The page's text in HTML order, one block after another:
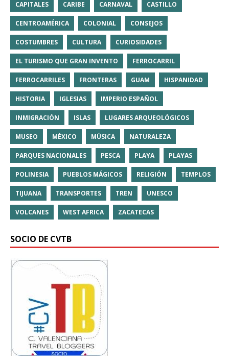
CAPITALES CARIBE CARNAVAL CASTILLO
CENTROAMÉRICA COLONIAL CONSEJOS
COSTUMBRES CULTURA CURIOSIDADES
EL TURISMO QUE GRAN INVENTO FERROCARRIL
FERROCARRILES FRONTERAS GUAM HISPANIDAD
HISTORIA IGLESIAS IMPERIO ESPAÑOL
INMIGRACIÓN ISLAS LUGARES ARQUEOLÓGICOS
MUSEO MÉXICO MÚSICA NATURALEZA
PARQUES NACIONALES PESCA PLAYA PLAYAS
POLINESIA PUEBLOS MÁGICOS RELIGIÓN TEMPLOS
TIJUANA TRANSPORTES TREN UNESCO
VOLCANES WEST AFRICA ZACATECAS
SOCIO DE CVTB